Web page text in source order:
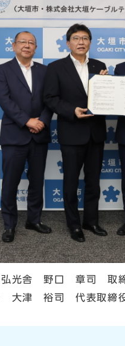
弘光舎 野口 章司 取
大津 裕司 代表取締